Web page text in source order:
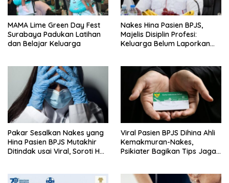
MAMA Lime Green Day Fest
Surabaya Padukan Latihan
dan Belajar Keluarga
Nakes Hina Pasien BPJS,
Majelis Disiplin Profesi:
Keluarga Belum Laporkan
Pakar Sesalkan Nakes yang
Hina Pasien BPJS Mutakhir
Ditindak usai Viral, Soroti Hal
Viral Pasien BPJS Dihina Ahli
Kemakmuran-Nakes,
Psikiater Bagikan Tips Jaga